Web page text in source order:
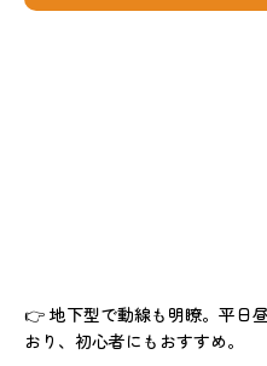
👉 地下型で動線も明瞭。平日
おり、初心者にもおすすめ。